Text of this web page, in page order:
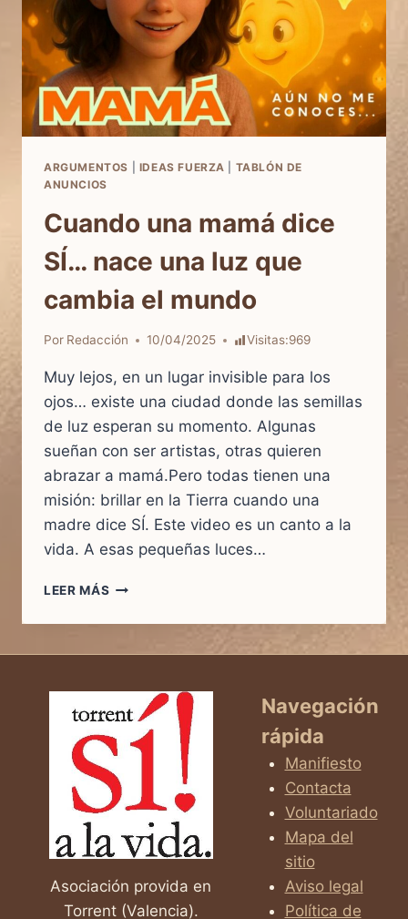
ARGUMENTOS IDEAS FUERZA
TABLÓN DE
ANUNCIOS
Cuando una mamá dice
SÍ… nace una luz que
cambia el mundo
Por Redacción 10/04/2025 Visitas:969
Muy lejos, en un lugar invisible para los
ojos… existe una ciudad donde las semillas
de luz esperan su momento. Algunas
sueñan con ser artistas, otras quieren
abrazar a mamá.Pero todas tienen una
misión: brillar en la Tierra cuando una
madre dice SÍ. Este video es un canto a la
vida. A esas pequeñas luces…
LEER MÁS CUANDO
MAMÁ
LUZ
QUE
CAMBIA
EL
MUNDO
Asociación provida en
Torrent (Valencia).
Navegación
rápida
Manifiesto
Contacta
Voluntariado
Mapa del
sitio
Aviso legal
Política de